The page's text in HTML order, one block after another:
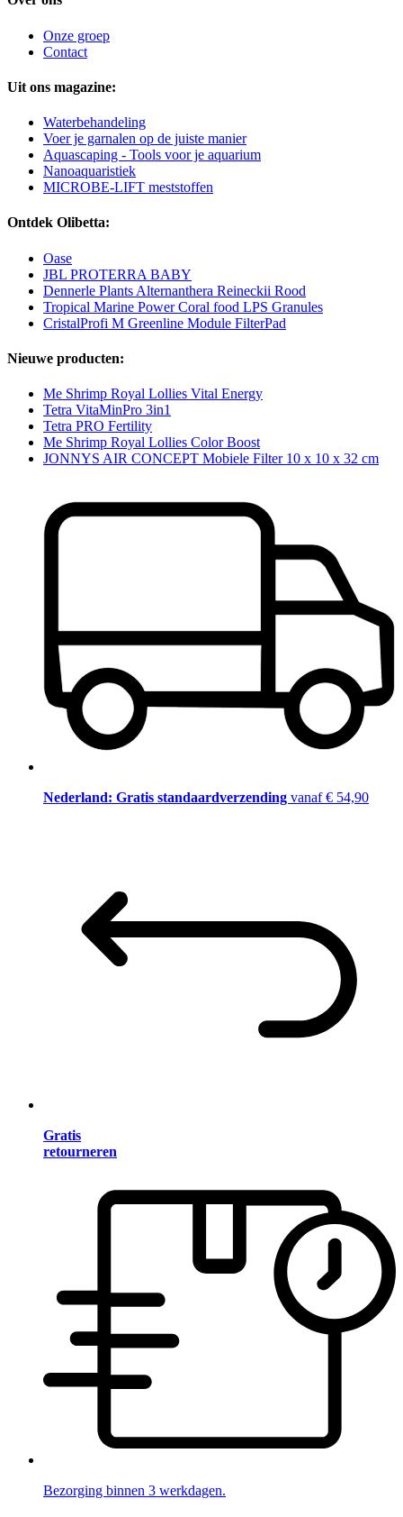
Onze groep
Contact
Uit ons magazine:
Waterbehandeling
Voer je garnalen op de juiste manier
Aquascaping - Tools voor je aquarium
Nanoaquaristiek
MICROBE-LIFT meststoffen
Ontdek Olibetta:
Oase
JBL PROTERRA BABY
Dennerle Plants Alternanthera Reineckii Rood
Tropical Marine Power Coral food LPS Granules
CristalProfi M Greenline Module FilterPad
Nieuwe producten:
Me Shrimp Royal Lollies Vital Energy
Tetra VitaMinPro 3in1
Tetra PRO Fertility
Me Shrimp Royal Lollies Color Boost
JONNYS AIR CONCEPT Mobiele Filter 10 x 10 x 32 cm
Nederland: Gratis standaardverzending vanaf € 54,90
Gratis
retourneren
Bezorging binnen 3 werkdagen.